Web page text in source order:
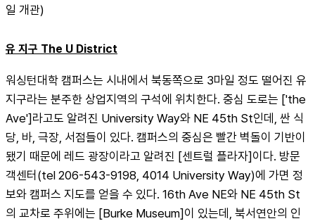
일 개관)
유 지구 The U District
워싱턴대학 캠퍼스는 시내에서 북동쪽으로 3마일 정도 떨어진 유
지구라는 분주한 상업지역의 구석에 위치한다. 중심 도로는 ['the
Ave']라고도 알려진 University Way와 NE 45th St인데, 싼 식
당, 바, 극장, 서점들이 있다. 캠퍼스의 중심은 빨간 벽돌이 기반이
됐기 때문에 레드 광장이라고 알려진 [센트럴 플라자]이다. 방문
객센터(tel 206-543-9198, 4014 University Way)에 가면 정
보와 캠퍼스 지도를 얻을 수 있다. 16th Ave NE와 NE 45th St
의 교차로 주위에는 [Burke Museum]이 있는데, 북서연안의 인